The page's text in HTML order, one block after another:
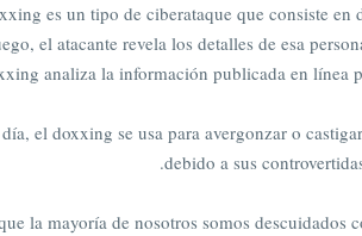
es un tipo de ciberataque que consiste
el atacante revela los detalles de esa
analiza la información publicada en línea
el doxxing se usa para avergonzar o
debido a sus
la mayoría de nosotros somos